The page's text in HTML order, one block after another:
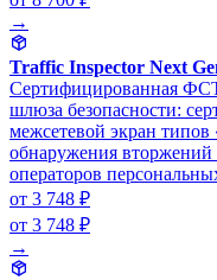
→
Traffic Inspector Next
Сертифицированная
шлюза безопасности:
межсетевой экран
обнаружения вторжений
операторов
от 3 748 ₽
от 3 748 ₽
→